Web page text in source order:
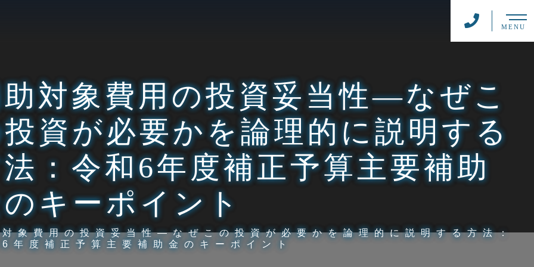
MENU
対象費用の投資妥当性―なぜこ
資が必要かを論理的に説明する
：令和6年度補正予算主要補助
キーポイント
対象費用の投資妥当性―なぜこの投資が必要かを論理的に説明する方法：
年度補正予算主要補助金のキーポイント